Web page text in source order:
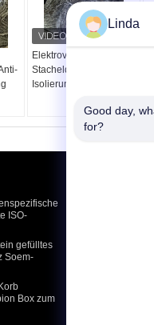
Elektroverzinkte
Stacheldraht für
Isolierung und Schutz
ISO-
gefülltes
Soem-
Box zum
Linda
Good day,
for?